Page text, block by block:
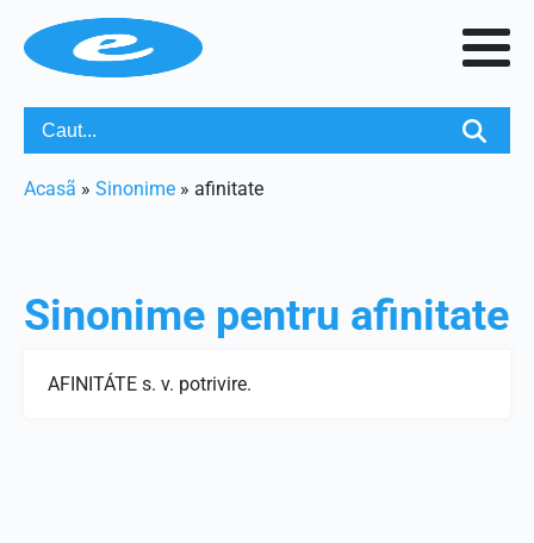
Acasã » Sinonime » afinitate
Sinonime pentru afinitate
AFINITÁTE s. v. potrivire.